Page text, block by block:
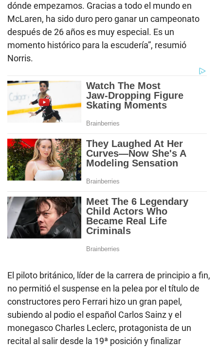
dónde empezamos. Gracias a todo el mundo en
McLaren, ha sido duro pero ganar un campeonato
después de 26 años es muy especial. Es un
momento histórico para la escudería”, resumió
Norris.
El piloto británico, líder de la carrera de principio a fin,
no permitió el suspense en la pelea por el título de
constructores pero Ferrari hizo un gran papel,
subiendo al podio el español Carlos Sainz y el
monegasco Charles Leclerc, protagonista de un
recital al salir desde la 19ª posición y finalizar